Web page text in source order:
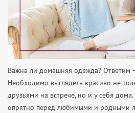
Важна ли домашняя одежда? Ответим
Необходимо выглядеть красиво не
друзьями на встрече, но и у себя
опрятно перед любимыми и родными